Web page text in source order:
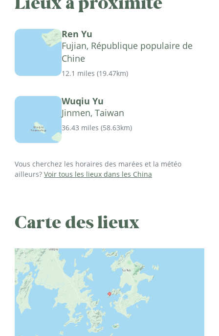
Ren Yu
Fujian, République populaire de
Chine
12.1 miles (19.47km)
Wuqiu Yu
Jinmen, Taiwan
36.43 miles (58.63km)
Vous cherchez les horaires des marées et la météo
ailleurs? Voir tous les lieux dans les China
Carte des lieux